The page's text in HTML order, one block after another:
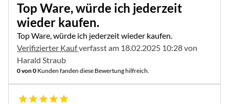
Top Ware, würde ich jederzeit
wieder kaufen.
Top Ware, würde ich jederzeit wieder kaufen.
Verifizierter Kaufverfasst am 18.02.2025 10:28 von
Harald Straub
0 von 0 Kunden fanden diese Bewertung hilfreich.
5 von 5